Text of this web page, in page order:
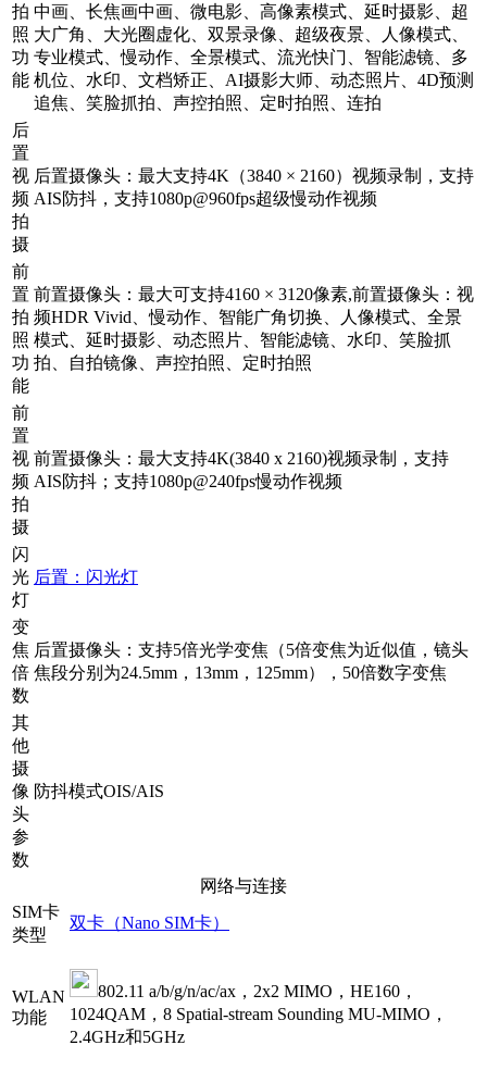
拍
照
功
能
中画、长焦画中画、微电影、高像素模式、延时摄影、超
大广角、大光圈虚化、双景录像、超级夜景、人像模式、
专业模式、慢动作、全景模式、流光快门、智能滤镜、多
机位、水印、文档矫正、AI摄影大师、动态照片、4D预测
追焦、笑脸抓拍、声控拍照、定时拍照、连拍
后
置
视
频
拍
摄
后置摄像头：最大支持4K（3840 × 2160）视频录制，支持
AIS防抖，支持1080p@960fps超级慢动作视频
前
置
拍
照
功
能
前置摄像头：最大可支持4160 × 3120像素,前置摄像头：视
频HDR Vivid、慢动作、智能广角切换、人像模式、全景
模式、延时摄影、动态照片、智能滤镜、水印、笑脸抓
拍、自拍镜像、声控拍照、定时拍照
前
置
视
频
拍
摄
前置摄像头：最大支持4K(3840 x 2160)视频录制，支持
AIS防抖；支持1080p@240fps慢动作视频
闪
光
灯
后置：闪光灯
变
焦
倍
数
后置摄像头：支持5倍光学变焦（5倍变焦为近似值，镜头
焦段分别为24.5mm，13mm，125mm），50倍数字变焦
其
他
摄
像
头
参
数
防抖模式OIS/AIS
网络与连接
SIM卡
类型
双卡（Nano SIM卡）
WLAN
功能
802.11 a/b/g/n/ac/ax，2x2 MIMO，HE160，
1024QAM，8 Spatial-stream Sounding MU-MIMO，
2.4GHz和5GHz